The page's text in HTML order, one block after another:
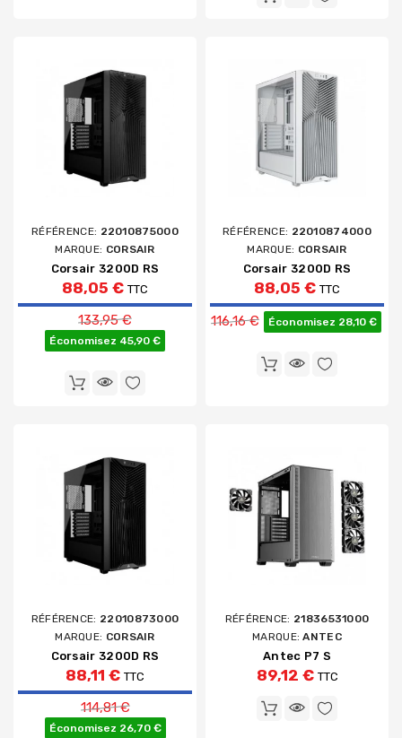
RÉFÉRENCE: 22010875000
MARQUE: CORSAIR
Corsair 3200D RS
88,05 € TTC
Prix de base
133,95 €
Économisez 45,90 €
RÉFÉRENCE: 22010874000
MARQUE: CORSAIR
Corsair 3200D RS
88,05 € TTC
Prix de base
116,16 € Économisez 28,10 €
RÉFÉRENCE: 22010873000
MARQUE: CORSAIR
Corsair 3200D RS
88,11 € TTC
Prix de base
114,81 €
Économisez 26,70 €
RÉFÉRENCE: 21836531000
MARQUE:ANTEC
Antec P7 S
89,12 € TTC